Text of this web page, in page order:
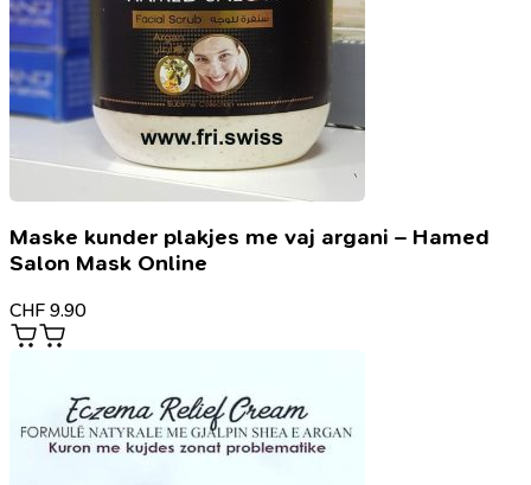
Maske kunder plakjes me vaj argani – Hamed
Salon Mask Online
CHF 9.90